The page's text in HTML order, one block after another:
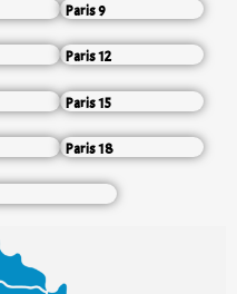
Paris 9
Paris 12
Paris 15
Paris 18